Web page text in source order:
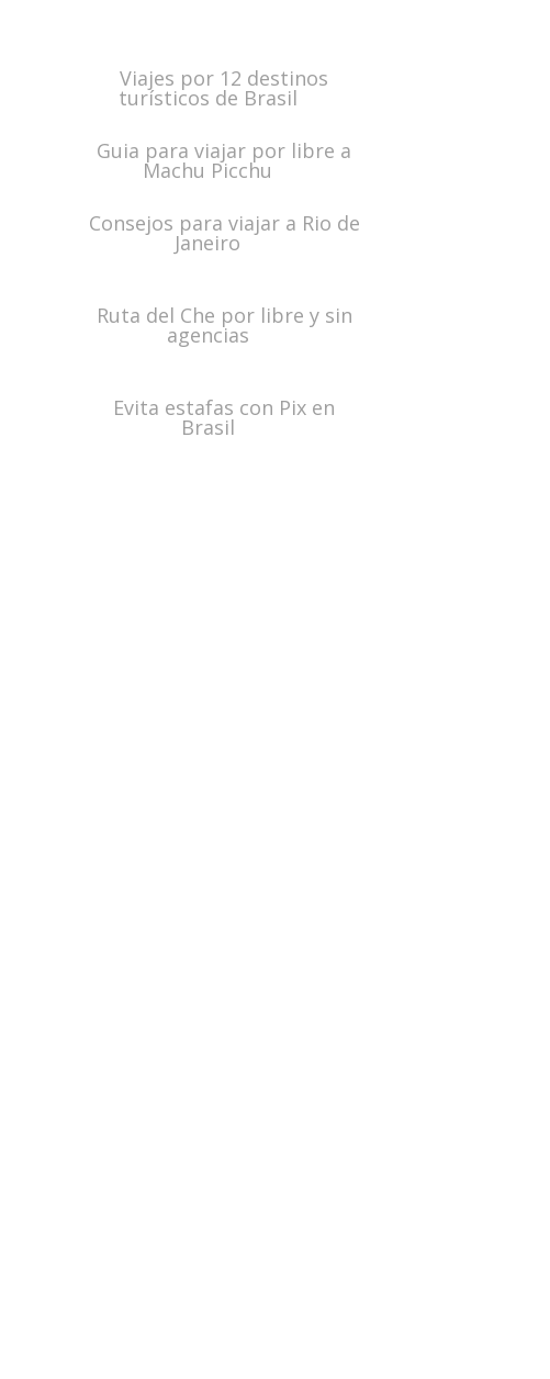
Viajes por 12 destinos
turísticos de Brasil
Guia para viajar por libre a
Machu Picchu
Consejos para viajar a Rio de
Janeiro
Ruta del Che por libre y sin
agencias
Evita estafas con Pix en
Brasil